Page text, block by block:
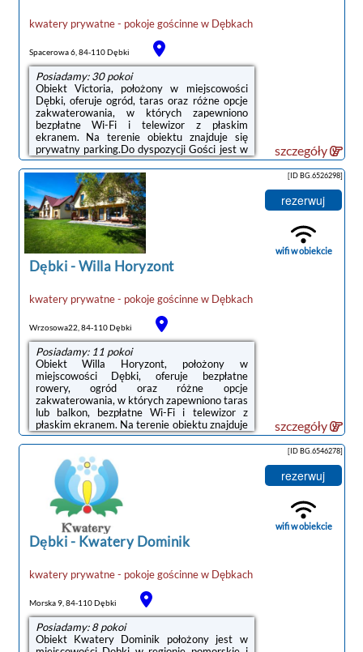
kwatery prywatne - pokoje gościnnew Dębkach
Spacerowa 6, 84-110 Dębki
Posiadamy: 30 pokoi
Obiekt Victoria, położony w miejscowości
Dębki, oferuje ogród, taras oraz różne opcje
zakwaterowania, w których zapewniono
bezpłatne Wi-Fi i telewizor z płaskim
ekranem. Na terenie obiektu znajduje się
prywatny parking.Do dyspozycji Gości jest w
pełni wyposażona prywatna łazienka z
prysznicem i suszarką do włosów.Odległość
ważnych miejsc od obiektu: Plaża w Dębkach
– niecały kilometr. Lotnisko Lotnisko Gdańsk-
Rębiechowo znajduje się 68 km od obiektu.
Goście mogą skorzystać z płatnego transferu
lotniskowego.Doba hotelowa od godziny
16:00 do 10:00.W obiekcie obowiązuje ...
szczegóły
Dębki-Willa Horyzont
kwatery prywatne - pokoje gościnnew Dębkach
Wrzosowa22, 84-110 Dębki
Posiadamy: 11 pokoi
Obiekt Willa Horyzont, położony w
miejscowości Dębki, oferuje bezpłatne
rowery, ogród oraz różne opcje
zakwaterowania, w których zapewniono taras
lub balkon, bezpłatne Wi-Fi i telewizor z
płaskim ekranem. Na terenie obiektu znajduje
się prywatny parking.Na terenie obiektu Willa
Horyzont znajduje się plac zabaw i sprzęt do
grillowania.Odległość ważnych miejsc od
obiektu: Plaża w Dębkach – 1,2 km, Dworzec
kolejowy – 50 km. Lotnisko Lotnisko Gdańsk-
Rębiechowo znajduje się 68 km od
obiektu.Doba hotelowa od godziny 14:00 do
10:00.Zarządzany przez gospodarza
prywatnego (osobę ...
[ID BG.6526298]
rezerwuj
wifi w obiekcie
szczegóły
Dębki- Kwatery Dominik
kwatery prywatne - pokoje gościnnew Dębkach
Morska 9, 84-110 Dębki
Posiadamy: 8 pokoi
Obiekt Kwatery Dominik położony jest w
[ID BG.6546278]
rezerwuj
wifi w obiekcie